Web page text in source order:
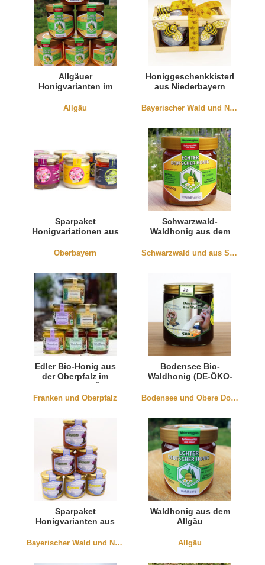
Allgäuer
Honigvarianten im
Allgäu
Honiggeschenkkisterl
aus Niederbayern
Bayerischer Wald und Niederbayern
Sparpaket
Honigvariationen aus
(Oberbayern)
Oberbayern
Schwarzwald-
Waldhonig aus dem
Schwarzwald und aus Südbaden
Edler Bio-Honig aus
der Oberpfalz im
001)
Franken und Oberpfalz
Bodensee Bio-
Waldhonig (DE-ÖKO-
Bodensee und Obere Donau
Sparpaket
Honigvarianten aus
Bayerischer Wald und Niederbayern
Waldhonig aus dem
Allgäu
Allgäu